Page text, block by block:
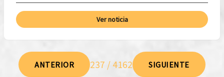
Ver noticia
ANTERIOR 237 / 4162 SIGUIENTE